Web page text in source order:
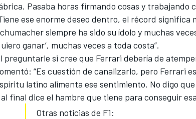
Pasaba horas firmando cosas y trabajando
ese enorme deseo dentro, el récord significa
siempre ha sido su ídolo y muchas
ganar’, muchas veces a toda costa”.
preguntarle si cree que Ferrari debería de
“Es cuestión de canalizarlo, pero Ferrari
latino alimenta ese sentimiento. No digo
final dice el hambre que tiene para conseguir
Otras noticias de F1: